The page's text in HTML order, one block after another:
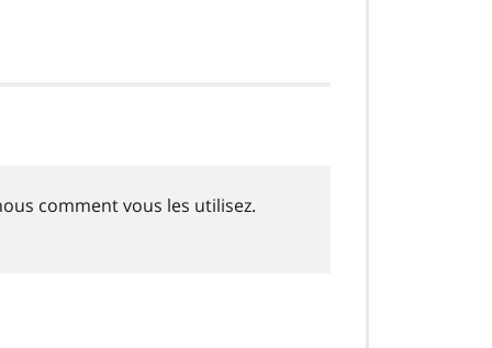
comment vous les utilisez.